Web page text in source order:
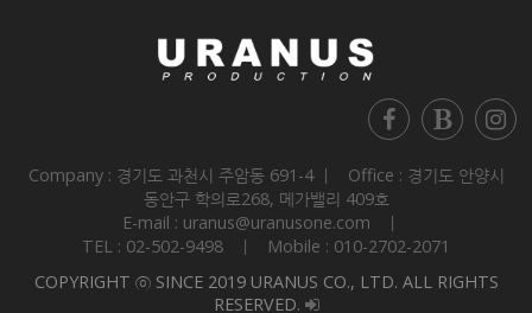
Company : 경기도 과천시 주암동 691-4 ㅣ Office : 경기도 안양시
동안구 학의로268, 메가밸리 409호
E-mail : uranus@uranusone.com ㅣ
TEL : 02-502-9498 ㅣ Mobile : 010-2702-2071
COPYRIGHT ⓒ SINCE 2019 URANUS CO., LTD. ALL RIGHTS
RESERVED.